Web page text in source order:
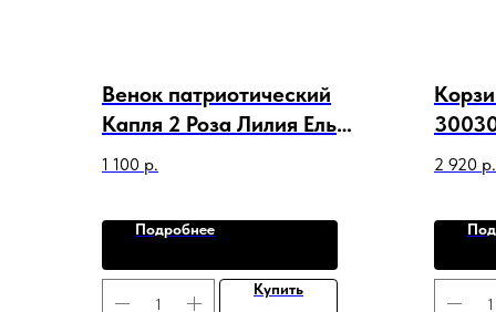
Венок патриотический
Капля 2 Роза Лилия Ель
Калла Гвоздика Лист Лента
150103
1 100 р.
Подробнее
Купить
2 920 р.